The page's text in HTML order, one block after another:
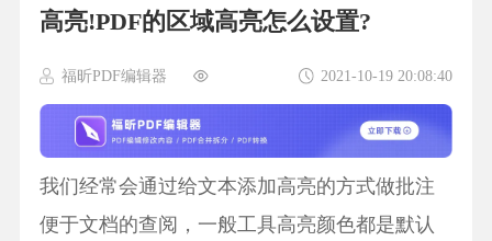
高亮!PDF的区域高亮怎么设置?
福昕PDF编辑器 2021-10-19 20:08:40
我们经常会通过给文本添加高亮的方式做批注
便于文档的查阅，一般工具高亮颜色都是默认